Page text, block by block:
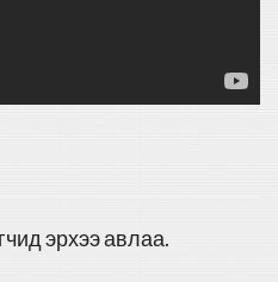
эрхээ авлаа.